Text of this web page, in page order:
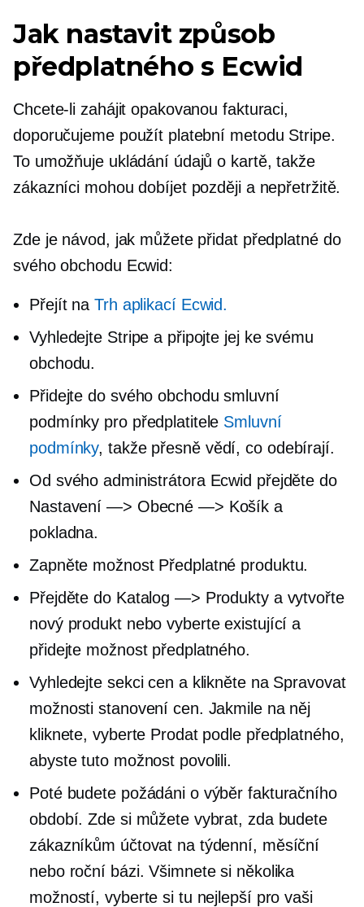
Jak nastavit způsob
předplatného s Ecwid
Chcete-li zahájit opakovanou fakturaci,
doporučujeme použít platební metodu Stripe.
To umožňuje ukládání údajů o kartě, takže
zákazníci mohou dobíjet později a nepřetržitě.
Zde je návod, jak můžete přidat předplatné do
svého obchodu Ecwid:
Přejít naTrh aplikací Ecwid.
Vyhledejte Stripe a připojte jej ke svému
obchodu.
Přidejte do svého obchodu smluvní
podmínky pro předplatitele Smluvní
podmínky, takže přesně vědí, co odebírají.
Od svého administrátora Ecwid přejděte do
Nastavení —> Obecné —> Košík a
pokladna.
Zapněte možnost Předplatné produktu.
Přejděte do Katalog —> Produkty a vytvořte
nový produkt nebo vyberte existující a
přidejte možnost předplatného.
Vyhledejte sekci cen a klikněte na Spravovat
možnosti stanovení cen. Jakmile na něj
kliknete, vyberte Prodat podle předplatného, ​​
abyste tuto možnost povolili.
Poté budete požádáni o výběr fakturačního
období. Zde si můžete vybrat, zda budete
zákazníkům účtovat na týdenní, měsíční
nebo roční bázi. Všimnete si několika
možností, vyberte si tu nejlepší pro vaši